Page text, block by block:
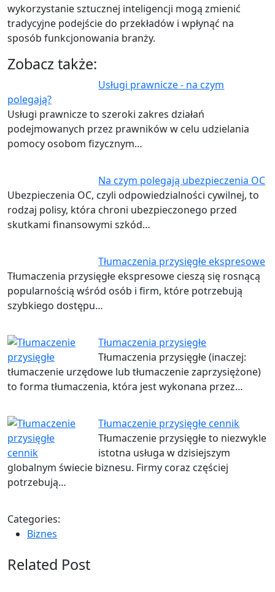
wykorzystanie sztucznej inteligencji mogą zmienić
tradycyjne podejście do przekładów i wpłynąć na
sposób funkcjonowania branży.
Zobacz także:
Usługi prawnicze - na czym
polegają?
Usługi prawnicze to szeroki zakres działań
podejmowanych przez prawników w celu udzielania
pomocy osobom fizycznym…
Na czym polegają ubezpieczenia OC
Ubezpieczenia OC, czyli odpowiedzialności cywilnej, to
rodzaj polisy, która chroni ubezpieczonego przed
skutkami finansowymi szkód…
Tłumaczenia przysięgłe ekspresowe
Tłumaczenia przysięgłe ekspresowe cieszą się rosnącą
popularnością wśród osób i firm, które potrzebują
szybkiego dostępu…
Tłumaczenia przysięgłe
Tłumaczenia przysięgłe (inaczej:
tłumaczenie urzędowe lub tłumaczenie zaprzysiężone)
to forma tłumaczenia, która jest wykonana przez…
Tłumaczenie przysięgłe cennik
Tłumaczenie przysięgłe to niezwykle
istotna usługa w dzisiejszym
globalnym świecie biznesu. Firmy coraz częściej
potrzebują…
Categories:
Biznes
Related Post